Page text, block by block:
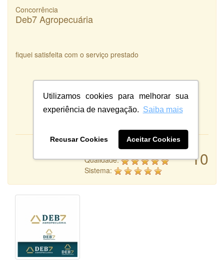
Utilizamos cookies para melhorar sua
experiência de navegação. Saiba mais
Recusar Cookies Aceitar Cookies
Concorrência
Deb7 Agropecuária
fiquei satisfeita com o serviço prestado
10
Atendimento:
Qualidade:
Sistema: